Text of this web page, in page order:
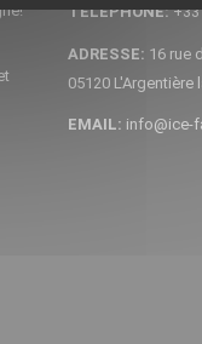
TELEPHONE:+33
ADRESSE: 16 rue
05120 L'Argentière
EMAIL: info@ice-